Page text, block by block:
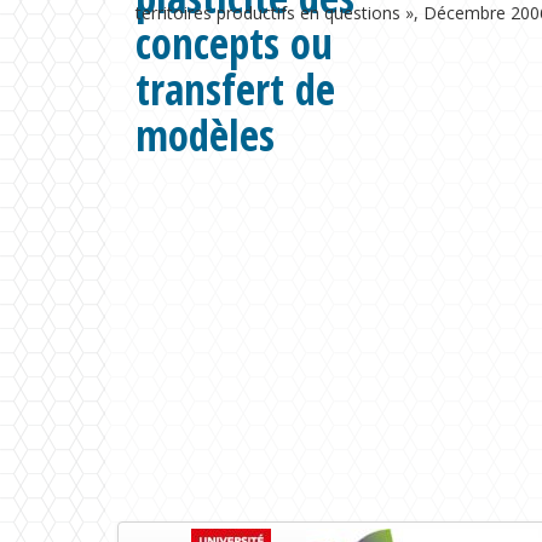
concepts ou
transfert de
modèles
territoires productifs en questions », Décembre